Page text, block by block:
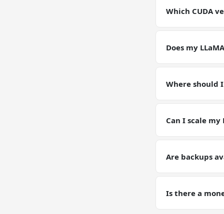
environment for
Which CUDA
pin or upgrade
Does my
configs, and
Where should
(weights,
Can I scale my
tier on request.
Are backups
training runs
Is there a